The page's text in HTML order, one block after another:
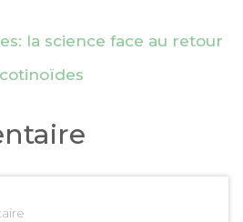
la science face au retour